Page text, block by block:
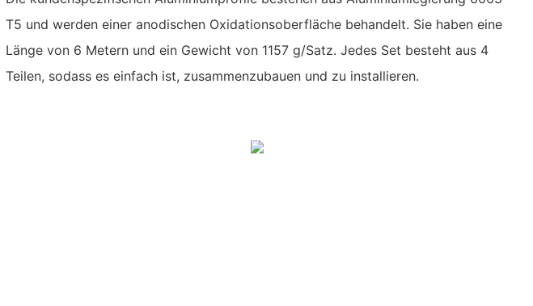
T5 und werden einer anodischen Oxidationsoberfläche behandelt. Sie haben eine
Länge von 6 Metern und ein Gewicht von 1157 g/Satz. Jedes Set besteht aus 4
Teilen, sodass es einfach ist, zusammenzubauen und zu installieren.